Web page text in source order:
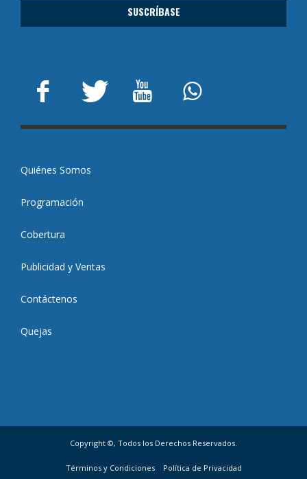
Quiénes Somos
Programación
Cobertura
Publicidad y Ventas
Contáctenos
Quejas
Copyright ©, Todos los Derechos Reservados.
Términos y Condiciones Política de Privacidad